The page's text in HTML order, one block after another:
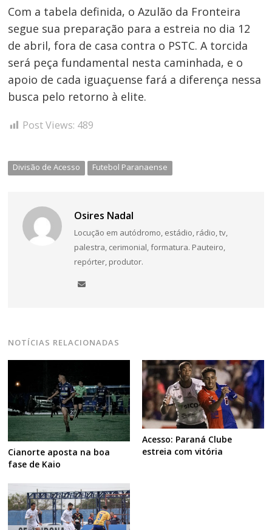
Com a tabela definida, o Azulão da Fronteira
segue sua preparação para a estreia no dia 12
de abril, fora de casa contra o PSTC. A torcida
será peça fundamental nesta caminhada, e o
apoio de cada iguaçuense fará a diferença nessa
busca pelo retorno à elite.
Post Views: 489
Divisão de Acesso Futebol Paranaense
Osires Nadal
Locução em autódromo, estádio, rádio, tv,
palestra, cerimonial, formatura. Pauteiro,
repórter, produtor.
NOTÍCIAS RELACIONADAS
Cianorte aposta na boa
fase de Kaio
Acesso: Paraná Clube
estreia com vitória